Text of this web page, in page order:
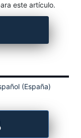
este artículo.
(España)